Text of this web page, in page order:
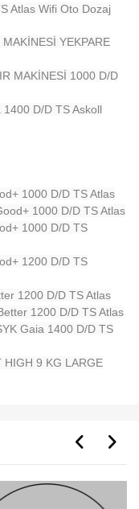
Atlas Wifi Oto Dozaj
YEKPARE
MAKİNESİ 1000 D/D
D/D TS Askoll
1000 D/D TS Atlas
1000 D/D TS Atlas
1000 D/D TS
1200 D/D TS
1200 D/D TS Atlas
1200 D/D TS Atlas
Gaia 1400 D/D TS
HIGH 9 KG LARGE